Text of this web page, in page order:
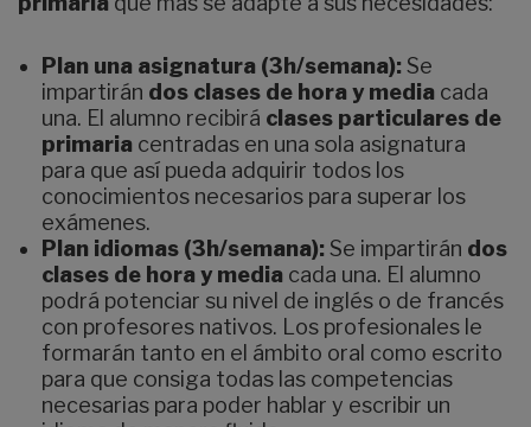
Plan una asignatura (3h/semana):Se
impartirán dos clases de hora y media cada
una. El alumno recibirá clases particulares de
primaria centradas en una sola asignatura
para que así pueda adquirir todos los
conocimientos necesarios para superar los
exámenes.
Plan idiomas (3h/semana):Se impartirán dos
clases de hora y media cada una. El alumno
podrá potenciar su nivel de inglés o de francés
con profesores nativos. Los profesionales le
formarán tanto en el ámbito oral como escrito
para que consiga todas las competencias
necesarias para poder hablar y escribir un